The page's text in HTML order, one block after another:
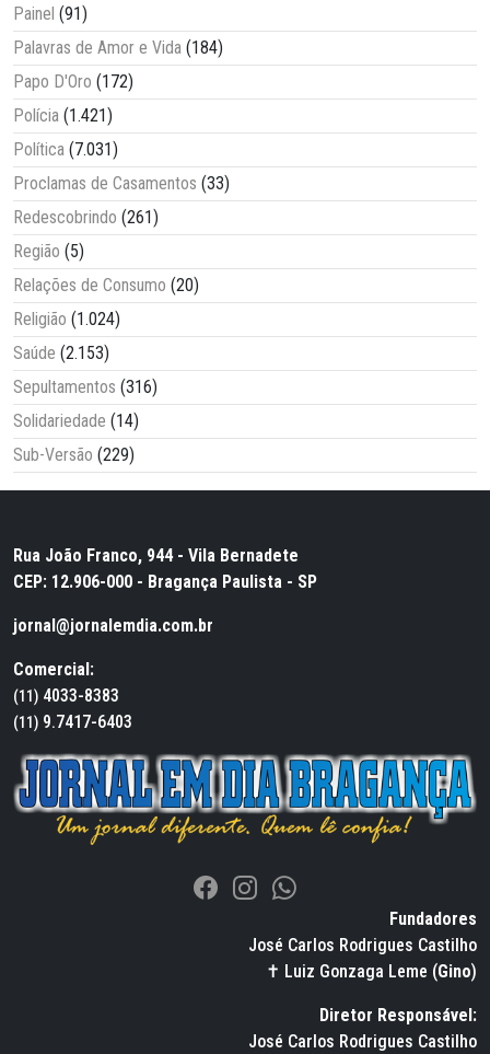
Painel (91)
Palavras de Amor e Vida (184)
Papo D'Oro (172)
Polícia (1.421)
Política (7.031)
Proclamas de Casamentos (33)
Redescobrindo (261)
Região (5)
Relações de Consumo (20)
Religião (1.024)
Saúde (2.153)
Sepultamentos (316)
Solidariedade (14)
Sub-Versão (229)
Rua João Franco, 944 - Vila Bernadete
CEP: 12.906-000 - Bragança Paulista - SP
jornal@jornalemdia.com.br
Comercial:
(11) 4033-8383
(11) 9.7417-6403
Fundadores
José Carlos Rodrigues Castilho
✝ Luiz Gonzaga Leme (Gino)
Diretor Responsável:
José Carlos Rodrigues Castilho